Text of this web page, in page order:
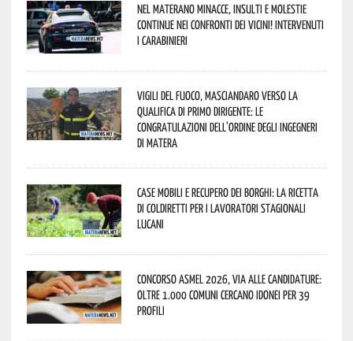
Nel materano minacce, insulti e molestie
continue nei confronti dei vicini! Intervenuti
i Carabinieri
Vigili del Fuoco, Masciandaro verso la
qualifica di Primo Dirigente: le
congratulazioni dell’Ordine degli Ingegneri
di Matera
Case mobili e recupero dei borghi: la ricetta
di Coldiretti per i lavoratori stagionali
lucani
Concorso Asmel 2026, via alle candidature:
oltre 1.000 Comuni cercano idonei per 39
profili